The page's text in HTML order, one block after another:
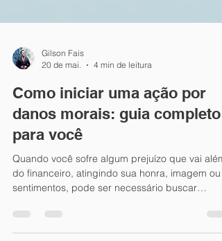
Gilson Fais
20 de mai.
4 min de leitura
Como iniciar uma ação por
danos morais: guia completo
para você
do financeiro, atingindo sua honra, imagem ou
sentimentos, pode ser necessário buscar